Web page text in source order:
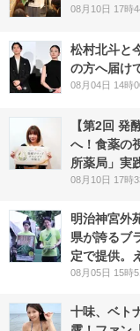
08月10日 17時
松村北斗と
の方へ届け
08月04日 14時
【第2回 発
へ！食薬の
所薬局」実
08月10日 17時
明治神宮外
県が誇るブ
定で提供。
08月05日 15時
十味、ベト